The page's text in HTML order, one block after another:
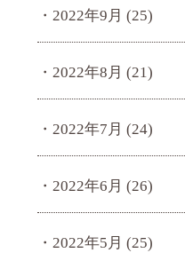
2022年9月 (25)
2022年8月 (21)
2022年7月 (24)
2022年6月 (26)
2022年5月 (25)